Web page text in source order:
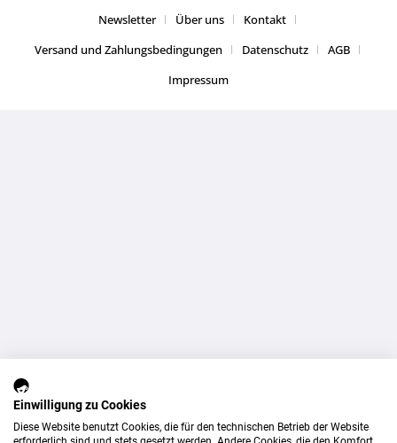
Newsletter Über uns
Kontakt
Versand und Zahlungsbedingungen
Datenschutz
AGB
Impressum
Einwilligung zu Cookies
Diese Website benutzt Cookies, die für den technischen Betrieb der Website